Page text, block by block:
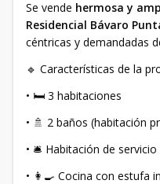
Se vende hermosa y
Residencial Bávaro
céntricas y demandadas
🔹 Características de la
• 🛏️ 3 habitaciones
• 🚿 2 baños (habitación
• 🛎️ Habitación de
• 👩‍🍳 Cocina con estufa